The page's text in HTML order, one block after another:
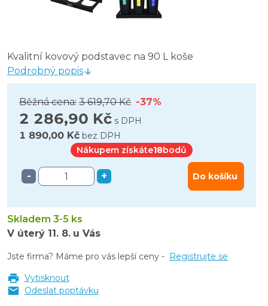
Kvalitní kovový podstavec na 90 L koše
Podrobný popis
Běžná cena: 3 619,70 Kč -37%
2 286,90 Kč s DPH
1 890,00 Kč bez DPH
Nákupem získáte18bodů
- + Do košíku
Skladem 3-5 ks
V úterý 11. 8. u Vás
Jste firma? Máme pro vás lepší ceny - Registrujte se
Vytisknout
Odeslat poptávku